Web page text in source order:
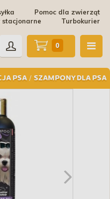
Pomoc dla zwierząt
Turbokurier
stacjonarne
PSA / SZAMPONY DLA PSA
0